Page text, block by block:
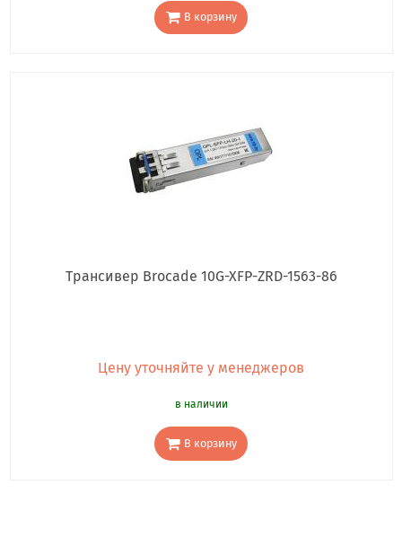
В корзину
Трансивер Brocade 10G-XFP-ZRD-1563-86
Цену уточняйте у менеджеров
в наличии
В корзину